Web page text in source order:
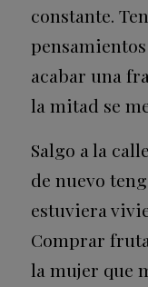
constante.
acabar una
la mitad se
Salgo a la
de nuevo
estuviera
Comprar
la mujer que